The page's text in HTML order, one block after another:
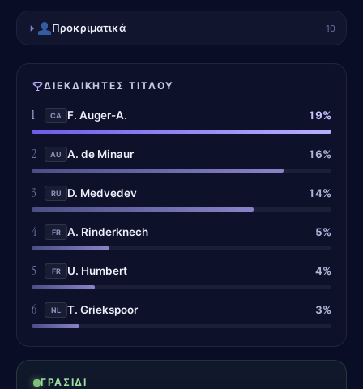
Προκριματικά 10
ΔΙΕΚΔΙΚΗΤΈΣ ΤΊΤΛΟΥ
1 CA F. Auger-A. 19%
2 AU A. de Minaur 16%
3 RU D. Medvedev 14%
4 FR A. Rinderknech 5%
5 FR U. Humbert 4%
6 NL T. Griekspoor 3%
ΓΡΑΣΊΔΙ